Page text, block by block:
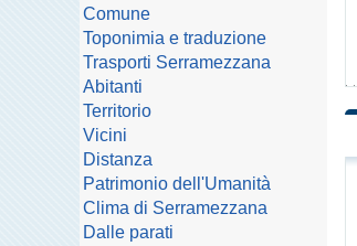
Comune
Toponimia e traduzione
Trasporti Serramezzana
Abitanti
Territorio
Vicini
Distanza
Patrimonio dell'Umanità
Clima di Serramezzana
Dalle parati